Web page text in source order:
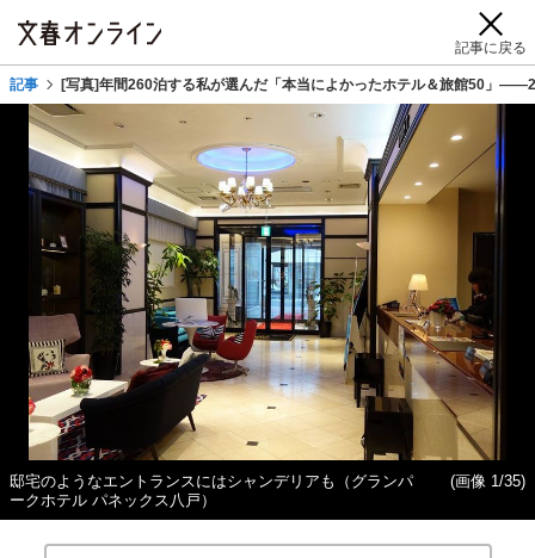
記事に戻る
記事 [写真]年間260泊する私が選んだ「本当によかったホテル＆旅館50」
邸宅のようなエントランスにはシャンデリアも（グランパ
ークホテル パネックス八戸）
(画像 1/35)